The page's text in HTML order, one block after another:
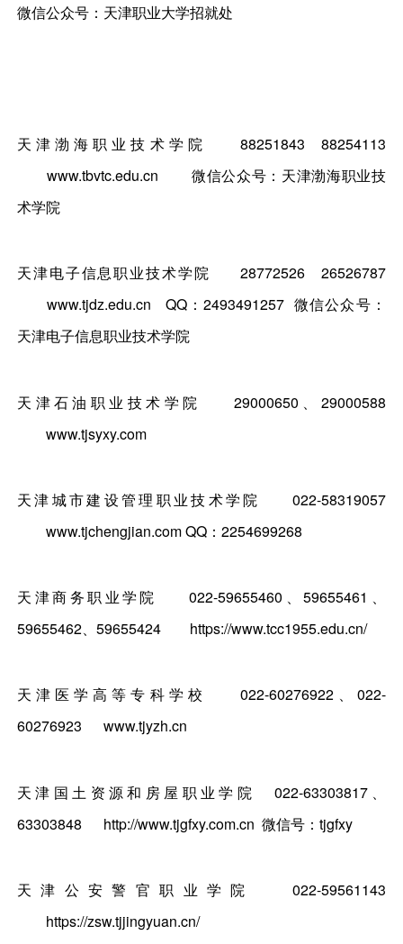
微信公众号：天津职业大学招就处
天津渤海职业技术学院
88251843 88254113
www.tbvtc.edu.cn 微信公众号：天津渤海职业技
术学院
天津电子信息职业技术学院
28772526 26526787
www.tjdz.edu.cn QQ：2493491257 微信公众号：
天津电子信息职业技术学院
天津石油职业技术学院
29000650、29000588
www.tjsyxy.com
天津城市建设管理职业技术学院
022-58319057
www.tjchengjian.com QQ：2254699268
天津商务职业学院
022-59655460、59655461、
59655462、59655424
https://www.tcc1955.edu.cn/
天津医学高等专科学校
022-60276922、022-
60276923
www.tjyzh.cn
天津国土资源和房屋职业学院
022-63303817、
63303848
http://www.tjgfxy.com.cn 微信号：tjgfxy
天津公安警官职业学院
022-59561143
https://zsw.tjjingyuan.cn/